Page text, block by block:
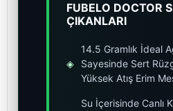
FUBELO DOCTOR
ÇIKANLARI
◈
14.5 Gramlık İdeal
Sayesinde Sert
Yüksek Atış Erim
Su İçerisinde Canlı